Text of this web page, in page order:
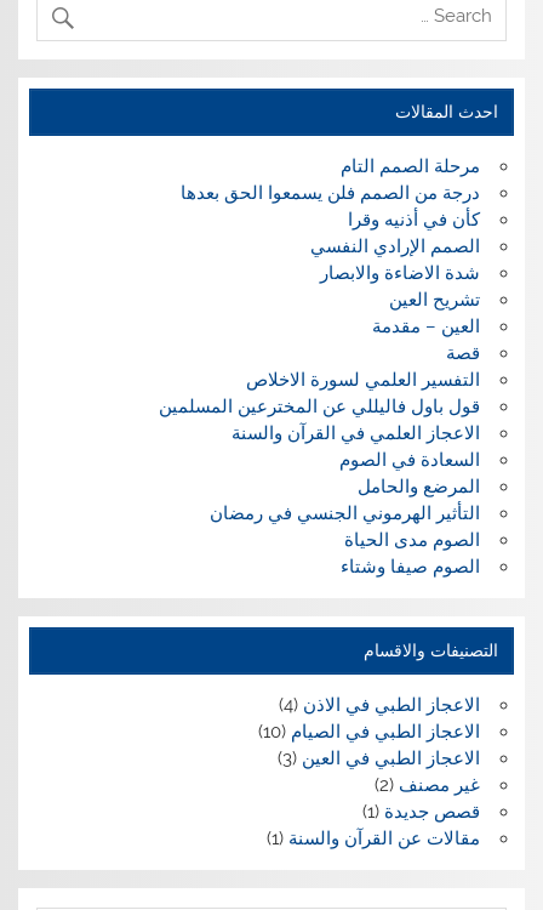
احدث المقالات
مرحلة الصمم التام
درجة من الصمم فلن يسمعوا الحق بعدها
كأن في أذنيه وقرا
الصمم الإرادي النفسي
شدة الاضاءة والابصار
تشريح العين
العين – مقدمة
قصة
التفسير العلمي لسورة الاخلاص
قول باول فاليللي عن المخترعين المسلمين
الاعجاز العلمي في القرآن والسنة
السعادة في الصوم
المرضع والحامل
التأثير الهرموني الجنسي في رمضان
الصوم مدى الحياة
الصوم صيفا وشتاء
التصنيفات والاقسام
الاعجاز الطبي في الاذن (4)
الاعجاز الطبي في الصيام (10)
الاعجاز الطبي في العين (3)
غير مصنف (2)
قصص جديدة (1)
مقالات عن القرآن والسنة (1)